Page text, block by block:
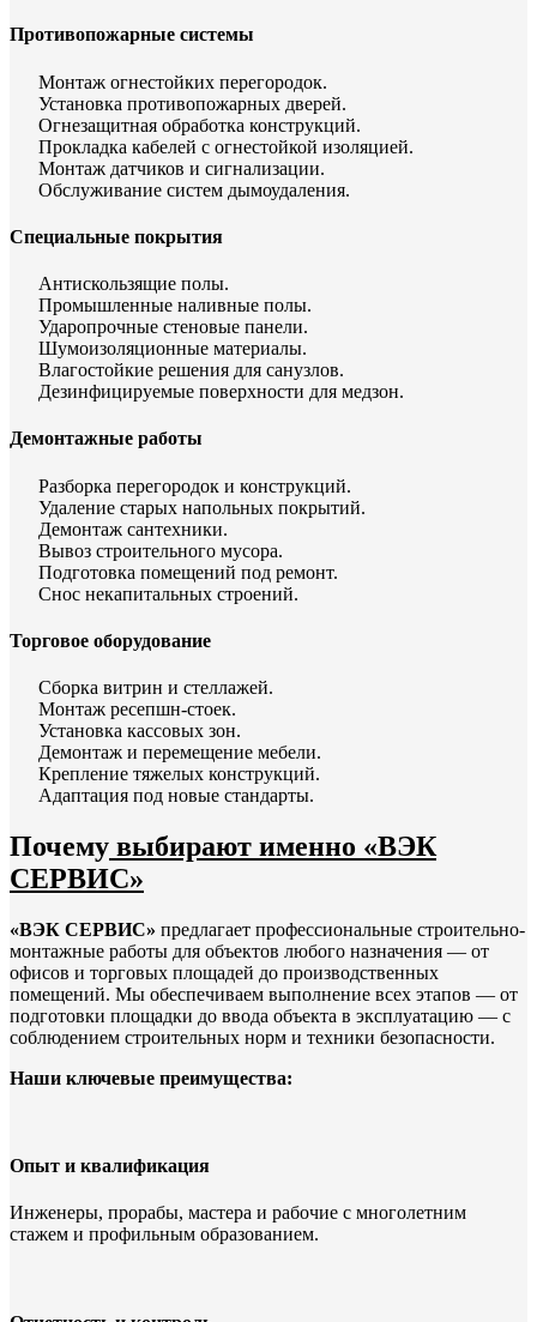
Противопожарные системы
Монтаж огнестойких перегородок.
Установка противопожарных дверей.
Огнезащитная обработка конструкций.
Прокладка кабелей с огнестойкой изоляцией.
Монтаж датчиков и сигнализации.
Обслуживание систем дымоудаления.
Специальные покрытия
Антискользящие полы.
Промышленные наливные полы.
Ударопрочные стеновые панели.
Шумоизоляционные материалы.
Влагостойкие решения для санузлов.
Дезинфицируемые поверхности для медзон.
Демонтажные работы
Разборка перегородок и конструкций.
Удаление старых напольных покрытий.
Демонтаж сантехники.
Вывоз строительного мусора.
Подготовка помещений под ремонт.
Снос некапитальных строений.
Торговое оборудование
Сборка витрин и стеллажей.
Монтаж ресепшн-стоек.
Установка кассовых зон.
Демонтаж и перемещение мебели.
Крепление тяжелых конструкций.
Адаптация под новые стандарты.
Почему выбирают именно «ВЭК
СЕРВИС»
«ВЭК СЕРВИС» предлагает профессиональные строительно-
монтажные работы для объектов любого назначения — от
офисов и торговых площадей до производственных
помещений. Мы обеспечиваем выполнение всех этапов — от
подготовки площадки до ввода объекта в эксплуатацию — с
соблюдением строительных норм и техники безопасности.
Наши ключевые преимущества:
Опыт и квалификация
Инженеры, прорабы, мастера и рабочие с многолетним
стажем и профильным образованием.